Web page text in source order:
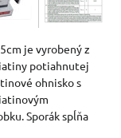
je vyrobený z
potiahnutej
ohnisko s
Sporák spĺňa